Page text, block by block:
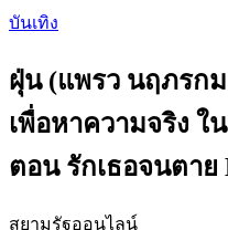
Skip
content
บันเทิง
ฝุ่น (แพรว นฤภรก
เพื่อหาความจริง ใ
ตอน รักเธอจนตาย
สยามรัฐออนไลน์